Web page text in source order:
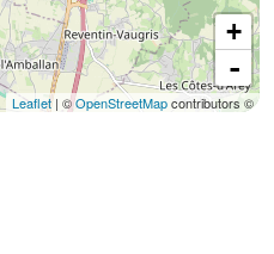
+
-
Leaflet| ©OpenStreetMapcontributors ©